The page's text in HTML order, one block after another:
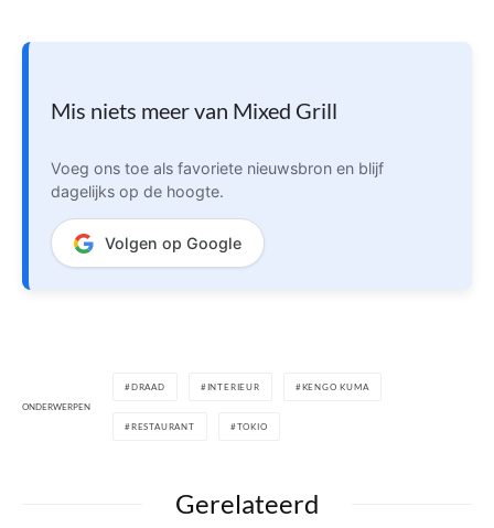
Mis niets meer van Mixed Grill
Voeg ons toe als favoriete nieuwsbron en blijf
dagelijks op de hoogte.
Volgen op Google
ONDERWERPEN
DRAAD INTERIEUR KENGO KUMA
RESTAURANT TOKIO
Gerelateerd